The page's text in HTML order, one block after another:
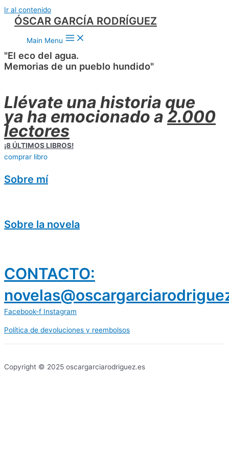
Ir al contenido
ÓSCAR GARCÍA RODRÍGUEZ
Main Menu
"El eco del agua.
Memorias de un pueblo hundido"
Llévate una historia que
ya ha emocionado a 2.000
lectores
¡8 ÚLTIMOS LIBROS!
comprar libro
Sobre mí
Sobre la novela
CONTACTO:
Facebook-f Instagram
Política de devoluciones y reembolsos
Copyright © 2025 oscargarciarodriguez.es